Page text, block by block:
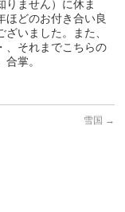
りません）に休ま
ほどのお付き合い良
いました。また、
、それまでこちらの
掌。
雪国 →